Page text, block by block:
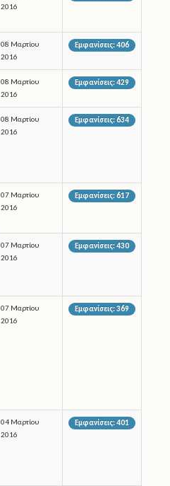
2016
08 Μαρτίου
2016
Εμφανίσεις: 406
08 Μαρτίου
2016
Εμφανίσεις: 429
08 Μαρτίου
2016
Εμφανίσεις: 634
07 Μαρτίου
2016
Εμφανίσεις: 617
07 Μαρτίου
2016
Εμφανίσεις: 430
07 Μαρτίου
2016
Εμφανίσεις: 369
04 Μαρτίου
2016
Εμφανίσεις: 401